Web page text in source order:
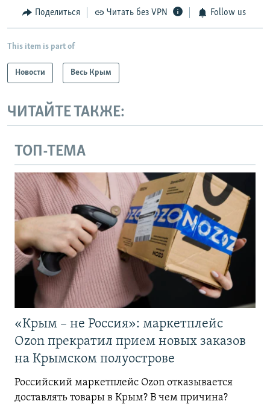
Поделиться Читать без VPN Follow us
This item is part of
Новости Весь Крым
ЧИТАЙТЕ ТАКЖЕ:
ТОП-ТЕМА
«Крым – не Россия»: маркетплейс
Ozon прекратил прием новых заказов
на Крымском полуострове
Российский маркетплейс Ozon отказывается
доставлять товары в Крым? В чем причина?